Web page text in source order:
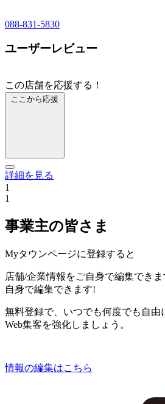
088-831-5830
ユーザーレビュー
この店舗を応援する！
ここから応援
詳細を見る
1
1
事業主の皆さま
Myタウンページに登録すると
店舗/企業情報をご自身で編集できま
自身で編集できます!
無料登録で、いつでも何度でも自由
Web集客を強化しましょう。
情報の編集はこちら